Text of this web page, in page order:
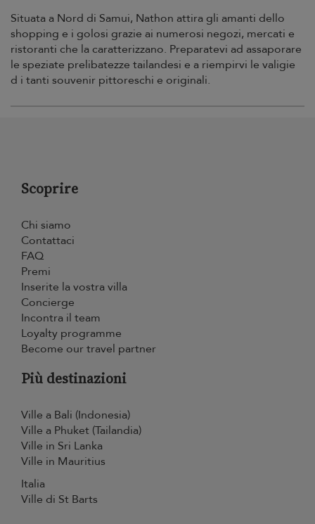
Situata a Nord di Samui, Nathon attira gli amanti dello
shopping e i golosi grazie ai numerosi negozi, mercati e
ristoranti che la caratterizzano. Preparatevi ad assaporare
le speziate prelibatezze tailandesi e a riempirvi le valigie
d i tanti souvenir pittoreschi e originali.
Scoprire
Chi siamo
Contattaci
FAQ
Premi
Inserite la vostra villa
Concierge
Incontra il team
Loyalty programme
Become our travel partner
Più destinazioni
Ville a Bali (Indonesia)
Ville a Phuket (Tailandia)
Ville in Sri Lanka
Ville in Mauritius
Italia
Ville di St Barts